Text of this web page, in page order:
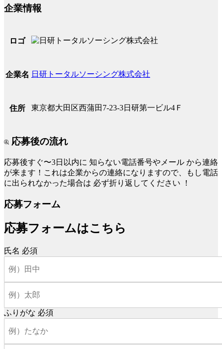
企業情報
ロゴ
企業名 日研トータルソーシング株式会社
住所 東京都大田区西蒲田7-23-3日研第一ビル4Ｆ
応募後の流れ
応募後すぐ〜3日以内に 知らない電話番号やメール から連絡
が来ます！これは企業からの連絡になりますので、もし電話
に出られなかった場合は 必ず折り返してください ！
応募フォーム
応募フォームはこちら
氏名 必須
ふりがな 必須